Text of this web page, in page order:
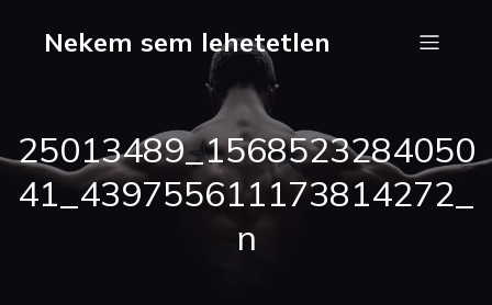
Nekem sem lehetetlen
25013489_1568523284050
41_439755611173814272_
n